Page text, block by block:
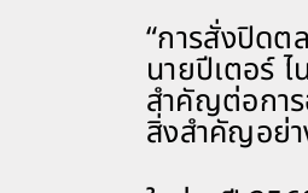
“การสั่งปิดต
นายปีเตอร์
สำคัญต่อการ
สิ่งสำคัญอย่า